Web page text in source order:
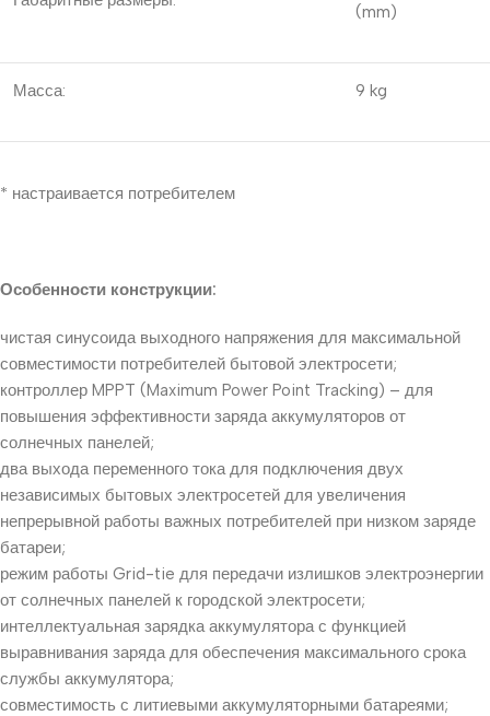
(mm)
Масса: 9 kg
* настраивается потребителем
Особенности конструкции:
чистая синусоида выходного напряжения для максимальной
совместимости потребителей бытовой электросети;
контроллер MPPT (Maximum Power Point Tracking) – для
повышения эффективности заряда аккумуляторов от
солнечных панелей;
два выхода переменного тока для подключения двух
независимых бытовых электросетей для увеличения
непрерывной работы важных потребителей при низком заряде
батареи;
режим работы Grid-tie для передачи излишков электроэнергии
от солнечных панелей к городской электросети;
интеллектуальная зарядка аккумулятора с функцией
выравнивания заряда для обеспечения максимального срока
службы аккумулятора;
совместимость с литиевыми аккумуляторными батареями;